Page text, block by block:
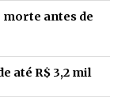
antes de
até R$ 3,2 mil